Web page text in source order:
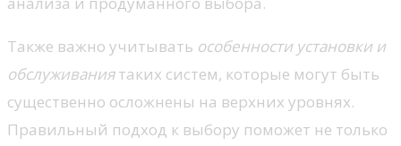
Также важно учитывать особенности установки и
обслуживаниятаких систем, которые могут быть
существенно осложнены на верхних уровнях.
Правильный подход к выбору поможет не только